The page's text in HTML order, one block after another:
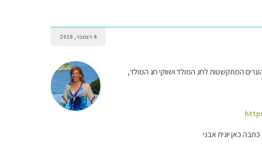
4 דצמבר, 2018
המתקשטות לחג המולד ושווקי חג המולד,
כאן יונית אבני